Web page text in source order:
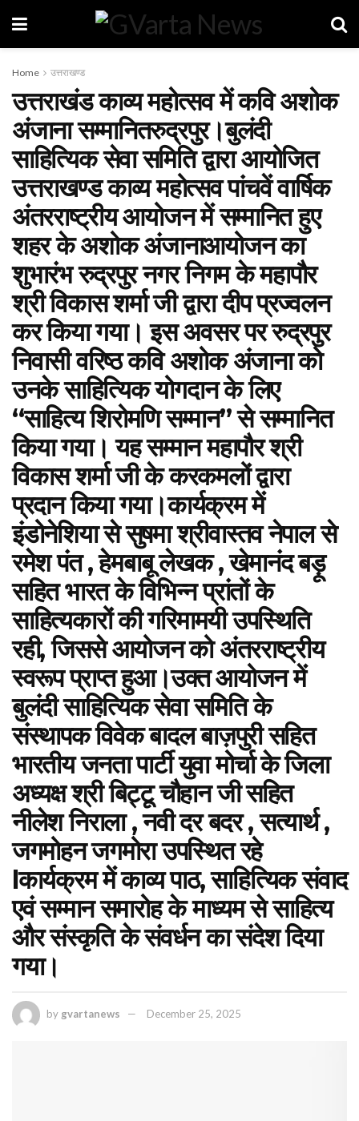
Home उत्तराखण्ड
उत्तराखंड काव्य महोत्सव में कवि अशोक
अंजाना सम्मानितरुद्रपुर।बुलंदी
साहित्यिक सेवा समिति द्वारा आयोजित
उत्तराखण्ड काव्य महोत्सव पांचवें वार्षिक
अंतरराष्ट्रीय आयोजन में सम्मानित हुए
शहर के अशोक अंजानाआयोजन का
शुभारंभ रुद्रपुर नगर निगम के महापौर
श्री विकास शर्मा जी द्वारा दीप प्रज्वलन
कर किया गया। इस अवसर पर रुद्रपुर
निवासी वरिष्ठ कवि अशोक अंजाना को
उनके साहित्यिक योगदान के लिए
“साहित्य शिरोमणि सम्मान” से सम्मानित
किया गया। यह सम्मान महापौर श्री
विकास शर्मा जी के करकमलों द्वारा
प्रदान किया गया।कार्यक्रम में
इंडोनेशिया से सुषमा श्रीवास्तव नेपाल से
रमेश पंत , हेमबाबू लेखक , खेमानंद बड़ू
सहित भारत के विभिन्न प्रांतों के
साहित्यकारों की गरिमामयी उपस्थिति
रही, जिससे आयोजन को अंतरराष्ट्रीय
स्वरूप प्राप्त हुआ।उक्त आयोजन में
बुलंदी साहित्यिक सेवा समिति के
संस्थापक विवेक बादल बाज़पुरी सहित
भारतीय जनता पार्टी युवा मोर्चा के जिला
अध्यक्ष श्री बिट्टू चौहान जी सहित
नीलेश निराला , नवी दर बदर , सत्यार्थ ,
जगमोहन जगमोरा उपस्थित रहे
lकार्यक्रम में काव्य पाठ, साहित्यिक संवाद
एवं सम्मान समारोह के माध्यम से साहित्य
और संस्कृति के संवर्धन का संदेश दिया
गया।
by gvartanews December 25, 2025